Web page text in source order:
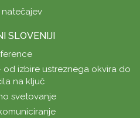
natečajev
SLOVENIJI
od izbire ustreznega okvira do
na ključ
svetovanje